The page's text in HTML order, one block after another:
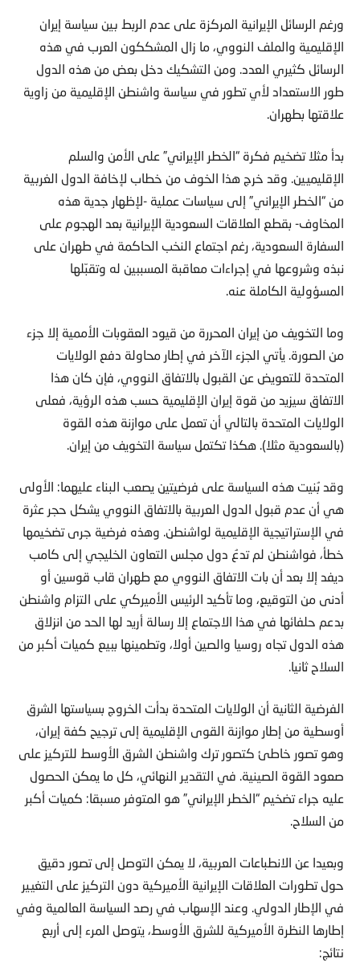
ورغم الرسائل الإيرانية المركزة على عدم الربط بين سياسة إيران
الإقليمية والملف النووي، ما زال المشككون العرب في هذه
الرسائل كثيري العدد. ومن التشكيك دخل بعض من هذه الدول
طور الاستعداد لأي تطور في سياسة واشنطن الإقليمية من زاوية
علاقتها بطهران.
بدأ مثلا تضخيم فكرة “الخطر الإيراني” على الأمن والسلم
الإقليميين. وقد خرج هذا الخوف من خطاب لإخافة الدول الغربية
من “الخطر الإيراني” إلى سياسات عملية -لإظهار جدية هذه
المخاوف- بقطع العلاقات السعودية الإيرانية بعد الهجوم على
السفارة السعودية، رغم اجتماع النخب الحاكمة في طهران على
نبذه وشروعها في إجراءات معاقبة المسببين له وتقبّلها
المسؤولية الكاملة عنه.
وما التخويف من إيران المحررة من قيود العقوبات الأممية إلا جزء
من الصورة. يأتي الجزء الآخر في إطار محاولة دفع الولايات
المتحدة للتعويض عن القبول بالاتفاق النووي، فإن كان هذا
الاتفاق سيزيد من قوة إيران الإقليمية حسب هذه الرؤية، فعلى
الولايات المتحدة بالتالي أن تعمل على موازنة هذه القوة
(بالسعودية مثلا). هكذا تكتمل سياسة التخويف من إيران.
وقد بُنيت هذه السياسة على فرضيتين يصعب البناء عليهما: الأولى
هي أن عدم قبول الدول العربية بالاتفاق النووي يشكل حجر عثرة
في الإستراتيجية الإقليمية لواشنطن. وهذه فرضية جرى تضخيمها
خطأ، فواشنطن لم تدعُ دول مجلس التعاون الخليجي إلى كامب
ديفد إلا بعد أن بات الاتفاق النووي مع طهران قاب قوسين أو
أدنى من التوقيع، وما تأكيد الرئيس الأميركي على التزام واشنطن
بدعم حلفائها في هذا الاجتماع إلا رسالة أريد لها الحد من انزلاق
هذه الدول تجاه روسيا والصين أولا، وتطمينها ببيع كميات أكبر من
السلاح ثانيا.
الفرضية الثانية أن الولايات المتحدة بدأت الخروج بسياستها الشرق
أوسطية من إطار موازنة القوى الإقليمية إلى ترجيح كفة إيران،
وهو تصور خاطئ كتصور ترك واشنطن الشرق الأوسط للتركيز على
صعود القوة الصينية. في التقدير النهائي، كل ما يمكن الحصول
عليه جراء تضخيم “الخطر الإيراني” هو المتوفر مسبقا: كميات أكبر
من السلاح.
وبعيدا عن الانطباعات العربية، لا يمكن التوصل إلى تصور دقيق
حول تطورات العلاقات الإيرانية الأميركية دون التركيز على التغيير
في الإطار الدولي. وعند الإسهاب في رصد السياسة العالمية وفي
إطارها النظرة الأميركية للشرق الأوسط، يتوصل المرء إلى أربع
نتائج: